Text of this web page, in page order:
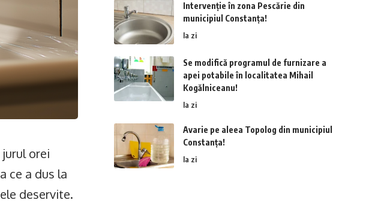
orei
ce a dus la
deservite.
Intervenție în zona Pescărie din
municipiul Constanța!
la zi
Se modifică programul de furnizare a
apei potabile în localitatea Mihail
Kogălniceanu!
la zi
Avarie pe aleea Topolog din municipiul
Constanța!
la zi